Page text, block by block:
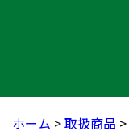
ホーム >取扱商品 >